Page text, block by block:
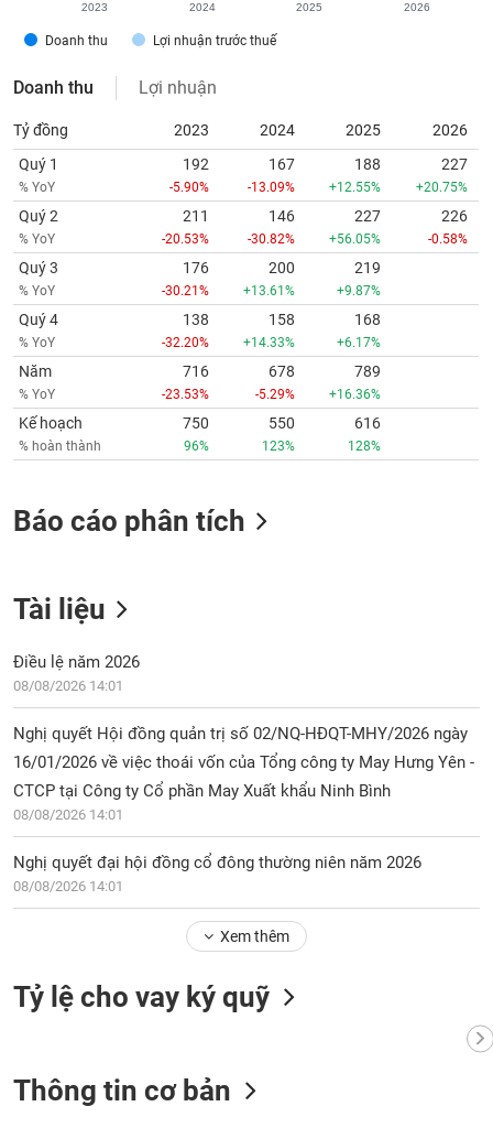
Doanh thu Lợi nhuận trước thuế
2023 2024 2025 2026
Doanh thu Lợi nhuận
Tỷ đồng 2023 2024 2025
2026
Quý 1
% YoY
192
-5.90%
167
-13.09%
188
+12.55%
227
+20.75%
Quý 2
% YoY
211
-20.53%
146
-30.82%
227
+56.05%
226
-0.58%
Quý 3
% YoY
176
-30.21%
200
+13.61%
219
+9.87%
Quý 4
% YoY
138
-32.20%
158
+14.33%
168
+6.17%
Năm
% YoY
716
-23.53%
678
-5.29%
789
+16.36%
Kế hoạch
% hoàn thành
750
96%
550
123%
616
128%
Báo cáo phân tích
Tài liệu
Điều lệ năm 2026
08/08/2026 14:01
Nghị quyết Hội đồng quản trị số 02/NQ-HĐQT-MHY/2026 ngày
16/01/2026 về việc thoái vốn của Tổng công ty May Hưng Yên -
CTCP tại Công ty Cổ phần May Xuất khẩu Ninh Bình
08/08/2026 14:01
Nghị quyết đại hội đồng cổ đông thường niên năm 2026
08/08/2026 14:01
Xem thêm
Tỷ lệ cho vay ký quỹ
Thông tin cơ bản